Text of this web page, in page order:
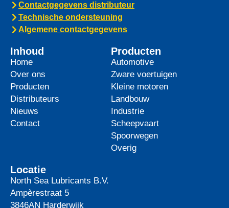
Contactgegevens distributeur
Technische ondersteuning
Algemene contactgegevens
Inhoud
Home
Over ons
Producten
Distributeurs
Nieuws
Contact
Producten
Automotive
Zware voertuigen
Kleine motoren
Landbouw
Industrie
Scheepvaart
Spoorwegen
Overig
Locatie
North Sea Lubricants B.V.
Ampèrestraat 5
3846AN Harderwijk